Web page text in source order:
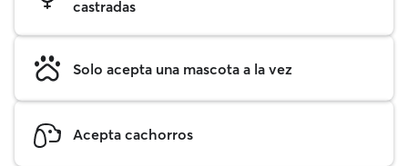
castradas
Solo acepta una mascota a la vez
Acepta cachorros